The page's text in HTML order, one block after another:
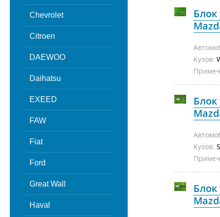
Chevrolet
Citroen
DAEWOO
Daihatsu
EXEED
FAW
Fiat
Ford
Great Wall
Haval
Кузов:
Кузов: